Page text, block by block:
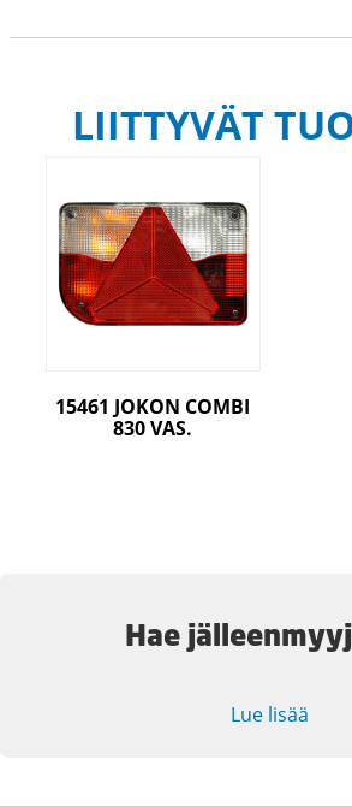
LIITTYVÄT
15461 JOKON COMBI
830 VAS.
Hae
Lue lisää